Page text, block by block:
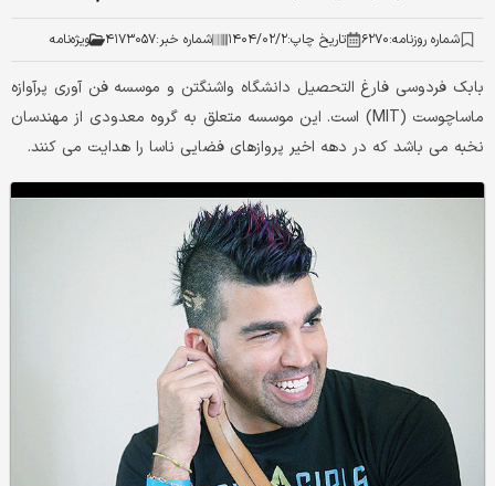
شماره روزنامه:۶۲۷۰ تاریخ چاپ:۱۴۰۴/۰۲/۲ شماره خبر:۴۱۷۳۰۵۷ ویژه‌نامه
بابک فردوسی فارغ التحصیل دانشگاه واشنگتن و موسسه فن آوری پرآوازه
ماساچوست (MIT) است. این موسسه متعلق به گروه معدودی از مهندسان
نخبه می باشد که در دهه اخیر پروازهای فضایی ناسا را هدایت می کنند.